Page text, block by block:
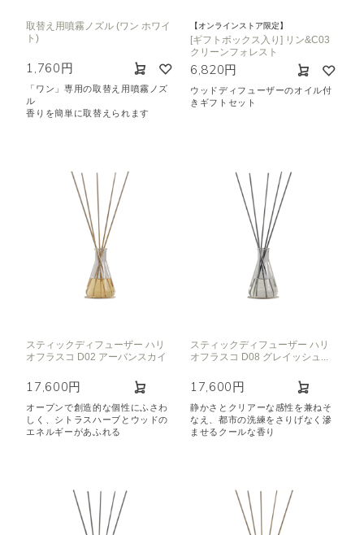
取替え用噴霧ノズル (ワン ホワイ
ト)
1,760円
「ワン」専用の取替え用噴霧ノズ
ル
香りを簡単に取替えられます
【オンラインストア限定】
[ギフトボックス入り] リン&C03
クリーンフォレスト
6,820円
ウッドディフューザーのオイル付
きギフトセット
スティックディフューザー ハリ
オフラスコ D02 アーバンスカイ
17,600円
オープンで創造的な個性にふさわ
しく、シトラスハーブとウッドの
エネルギーがあふれる
スティックディフューザー ハリ
オフラスコ D08 グレイッシュ...
17,600円
静かさとクリアーな感性を兼ねそ
なえ、都市の洗練をさりげなく滲
ませるクールな香り